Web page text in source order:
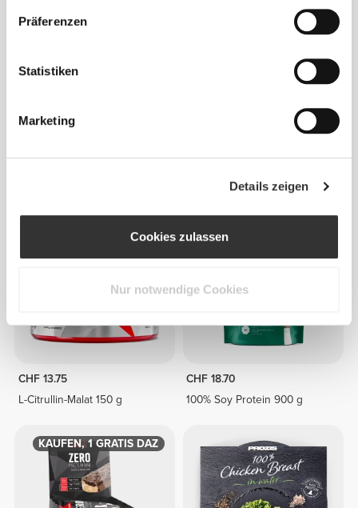
Präferenzen
Statistiken
Marketing
Details zeigen
Cookies zulassen
Nur notwendige Cookies
CHF 13.75
L-Citrullin-Malat 150 g
CHF 18.70
100% Soy Protein 900 g
1 KAUFEN, 1 GRATIS DAZU